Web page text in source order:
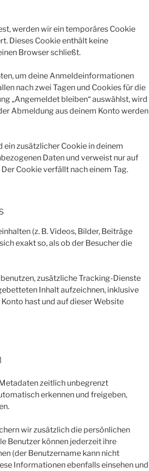
werden wir ein temporäres Cookie
Dieses Cookie enthält keine
Browser schließt.
um deine Anmeldeinformationen
nach zwei Tagen und Cookies für die
„Angemeldet bleiben“ auswählst, wird
Abmeldung aus deinem Konto werden
zusätzlicher Cookie in deinem
Daten und verweist nur auf
Cookie verfällt nach einem Tag.
(z. B. Videos, Bilder, Beiträge
exakt so, als ob der Besucher die
zusätzliche Tracking-Dienste
Inhalt aufzeichnen, inklusive
hast und auf dieser Website
zeitlich unbegrenzt
erkennen und freigeben,
wir zusätzlich die persönlichen
Benutzer können jederzeit ihre
(der Benutzername kann nicht
Informationen ebenfalls einsehen und